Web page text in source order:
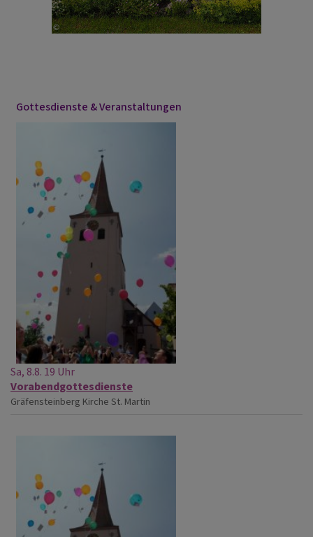
Gottesdienste & Veranstaltungen
Sa, 8.8. 19 Uhr
Vorabendgottesdienste
Gräfensteinberg Kirche St. Martin